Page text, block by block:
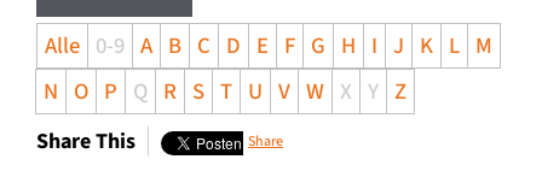
Alle 0-9 A B C D E F G H I J K L M
N O P Q R S T U V W X Y Z
Share This Share